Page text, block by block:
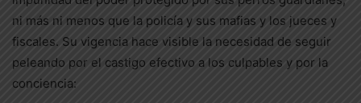
ni más ni menos que la policía y sus mafias y los jueces y
fiscales. Su vigencia hace visible la necesidad de seguir
peleando por el castigo efectivo a los culpables y por la
conciencia: